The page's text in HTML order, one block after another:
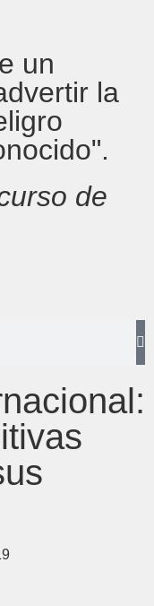
un
la
de